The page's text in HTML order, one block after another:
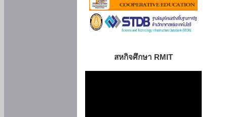
สหกิจศึกษา RMIT